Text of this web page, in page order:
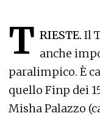
T RIESTE. Il
anche
paralimpico. È
quello Finp dei
Misha Palazzo